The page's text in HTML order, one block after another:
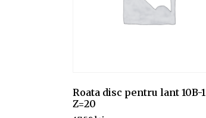
Roata disc pentru lant 10B-1
Z=20